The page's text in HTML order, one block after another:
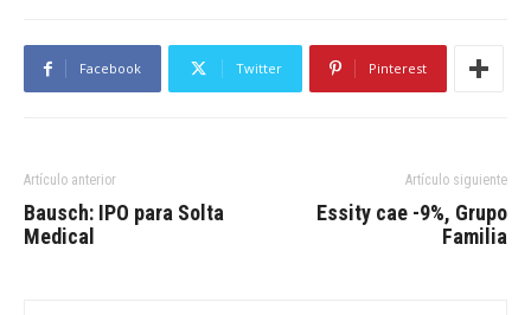
Facebook Twitter Pinterest
Artículo anterior
Bausch: IPO para Solta
Medical
Artículo siguiente
Essity cae -9%, Grupo
Familia